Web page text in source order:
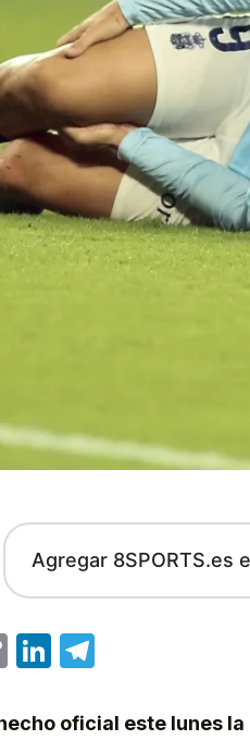
Agregar 8SPORTS.es
CopyLinkedIn
oficial este lunes